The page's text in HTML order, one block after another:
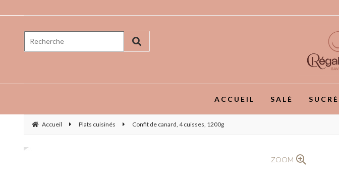
ACCUEIL SALÉ SUCRÉ
Accueil Plats cuisinés Confit de canard, 4 cuisses, 1200g
ZOOM